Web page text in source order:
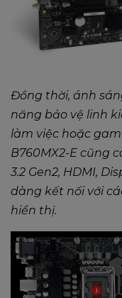
Đồng thời, ánh
năng bảo vệ linh
làm việc hoặc
B760MX2-E cũng
3.2 Gen2, HDMI,
dàng kết nối với
hiển thị.